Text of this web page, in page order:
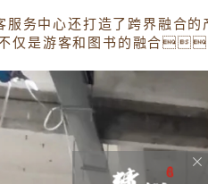
务中心还打造了跨界融合
仅是游客和图书的融合